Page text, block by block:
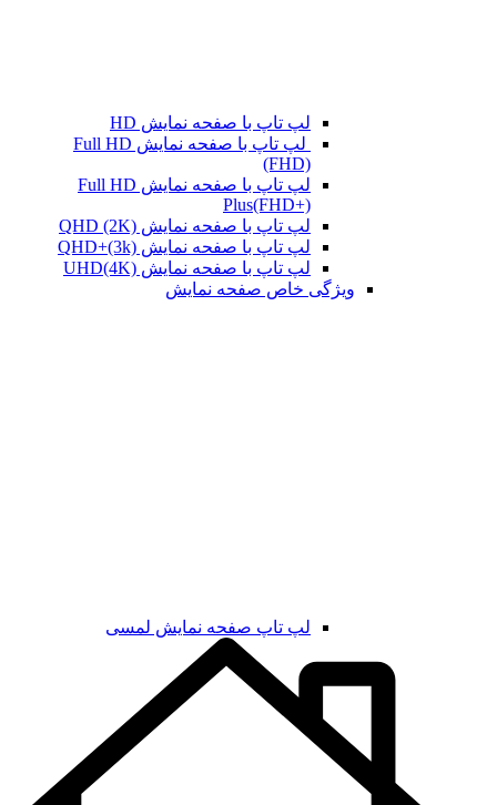
لپ تاپ با صفحه نمایش HD
لپ تاپ با صفحه نمایش Full HD
(FHD)
لپ تاپ با صفحه نمایش Full HD
Plus(FHD+)
لپ تاپ با صفحه نمایش QHD (2K)
لپ تاپ با صفحه نمایش QHD+(3k)
لپ تاپ با صفحه نمایش UHD(4K)
ویژگی خاص صفحه نمایش
لپ تاپ صفحه نمایش لمسی